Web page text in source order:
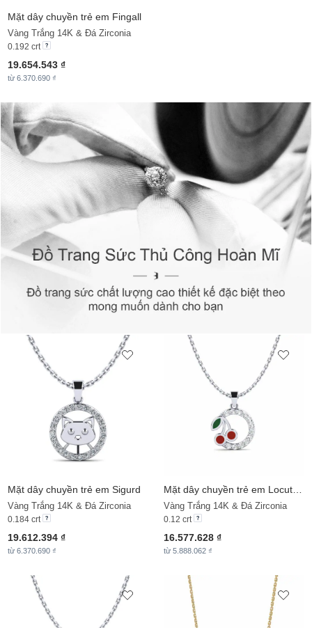
Mặt dây chuyền trẻ em Fingall
Vàng Trắng 14K & Đá Zirconia
0.192 crt
19.654.543 ₫
từ 6.370.690 ₫
Mặt dây chuyền trẻ em Sigurd
Vàng Trắng 14K & Đá Zirconia
0.184 crt
19.612.394 ₫
từ 6.370.690 ₫
Vàng Trắng 14K & Đá Zirconia
0.12 crt
16.577.628 ₫
từ 5.888.062 ₫